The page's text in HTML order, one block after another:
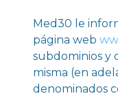
Med30 le
página web
subdominios y
misma (en
denominados